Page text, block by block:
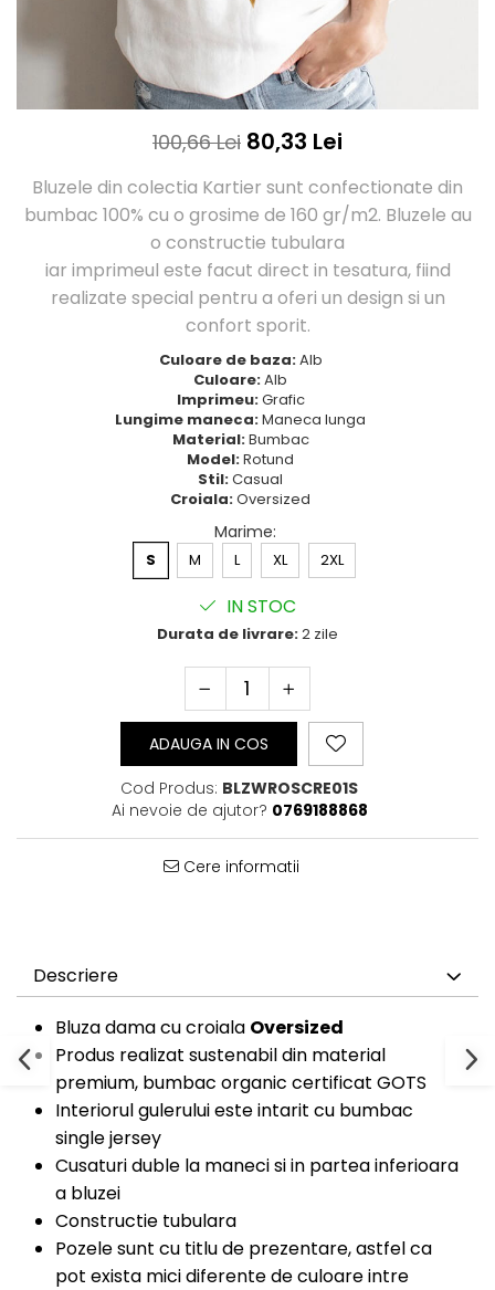
Tricouri Mom
Tricouri Paris
Tricouri Petrecerea Burlacitelor
Tricouri Pisici
Tricouri Retro
Tricouri Toamna
Tricouri Tree
Tricouri Valentine's Day
Bluze Alfabet
Body-uri
Tricouri Samurai
Tricouri Skull
Tricouri Tattoo
Tricouri Trupe/Artisti
Tricouri Oversize
Rap/Hip-Hop
Rock
Hanorace Barbati
100,66 Lei 80,33 Lei
Bluzele din colectia Kartier sunt confectionate din
bumbac 100% cu o grosime de 160 gr/m2. Bluzele au
o constructie tubulara
iar imprimeul este facut direct in tesatura, fiind
realizate special pentru a oferi un design si un
confort sporit.
Culoare de baza:Alb
Culoare:Alb
Imprimeu:Grafic
Lungime maneca:Maneca lunga
Material:Bumbac
Model:Rotund
Stil:Casual
Croiala:Oversized
Marime:
S M L XL 2XL
IN STOC
Durata de livrare:2 zile
ADAUGA IN COS
Cod Produs: BLZWROSCRE01S
Ai nevoie de ajutor? 0769188868
Cere informatii
Descriere
Bluza dama cu croiala Oversized
Produs realizat sustenabil din material
premium, bumbac organic certificat GOTS
Interiorul gulerului este intarit cu bumbac
single jersey
Cusaturi duble la maneci si in partea inferioara
a bluzei
Constructie tubulara
Pozele sunt cu titlu de prezentare, astfel ca
pot exista mici diferente de culoare intre